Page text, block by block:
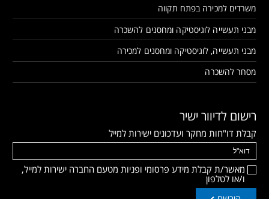
משרדים למכירה בפתח תקווה
מבני תעשייה לוגיסטיקה ומחסנים להשכרה
מבני תעשייה, לוגיסטיקה ומחסנים למכירה
מסחר להשכרה
רישום לדיוור ישיר
קבלת דו"חות מחקר ועדכונים ישירות למייל
מאשר/ת קבלת מידע פרסומי ופניות מטעם החברה ישירות למייל,
ו/או לטלפון